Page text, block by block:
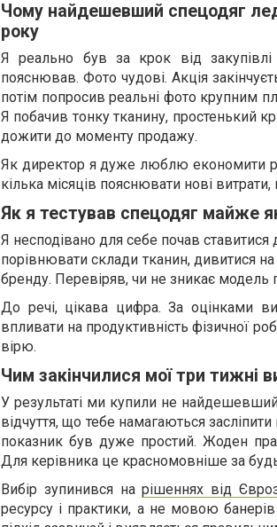
Чому найдешевший спецодяг
року
Я реально був за крок від
пояснював. Фото чудові. Акція
потім попросив реальні фото крупним
Я побачив тонку тканину, простенький
дожити до моменту продажу.
Як директор я дуже люблю економити
кілька місяців пояснювати нові
Як я тестував спецодяг майже
Я несподівано для себе почав
порівнювати склади тканин, дивитися
бренду. Перевіряв, чи не зникає модель
До речі, цікава цифра. За оцінками
впливати на продуктивність фізичної
вірю.
Чим закінчилися мої три тижні
У результаті ми купили не
відчуття, що тебе намагаються
показник був дуже простий. Жоден
Для керівника це красномовніше за
Вибір зупинився нарішеннях від
ресурсу і практики, а не мовою